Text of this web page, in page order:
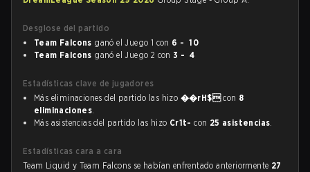
Desglose del partido
Team Falcons ganó el Juego 1 con 6 - 10
Team Falcons ganó el Juego 2 con3 - 4
Estadísticas clave de jugadores
Más eliminaciones del partido las hizo ��rH$con 8
eliminaciones.
Más asistencias del partido las hizo Cr1t- con 25 asistencias.
Estadísticas cara a cara
Team Liquid y Team Falcons se habían enfrentado anteriormente 27